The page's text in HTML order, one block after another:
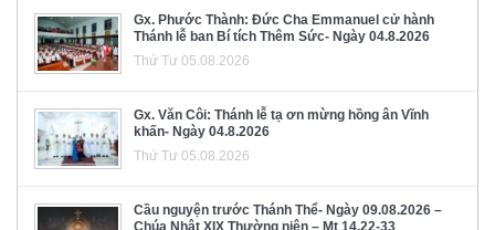
Gx. Phước Thành: Đức Cha Emmanuel cử hành
Thánh lễ ban Bí tích Thêm Sức- Ngày 04.8.2026
Thứ Tư 05.08.2026
Gx. Văn Côi: Thánh lễ tạ ơn mừng hồng ân Vĩnh
khấn- Ngày 04.8.2026
Thứ Tư 05.08.2026
Cầu nguyện trước Thánh Thể- Ngày 09.08.2026 –
Chúa Nhật XIX Thường niên – Mt 14,22-33